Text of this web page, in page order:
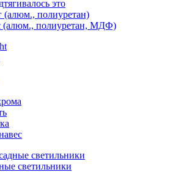
это
(алюм., полиуретан)
(алюм., полиуретан, МДФ)
светильники
светильники